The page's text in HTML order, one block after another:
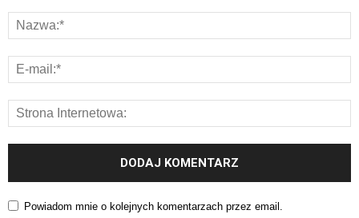
Powiadom mnie o kolejnych komentarzach przez email.